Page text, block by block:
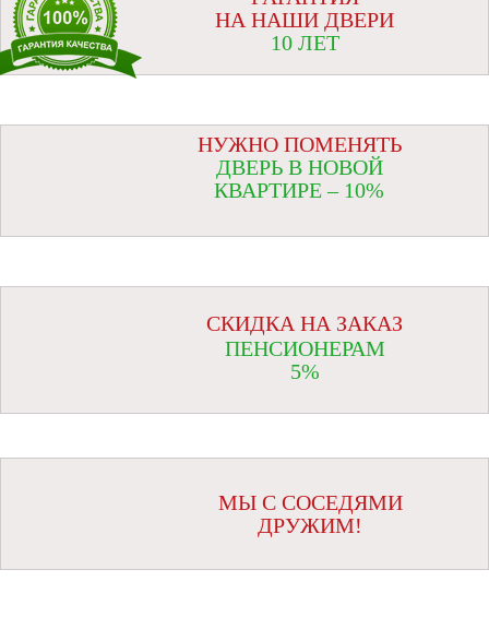
НА НАШИ ДВЕРИ
10 ЛЕТ
НУЖНО ПОМЕНЯТЬ
ДВЕРЬ В НОВОЙ
КВАРТИРЕ – 10%
СКИДКА НА ЗАКАЗ
ПЕНСИОНЕРАМ
5%
МЫ С СОСЕДЯМИ
ДРУЖИМ!